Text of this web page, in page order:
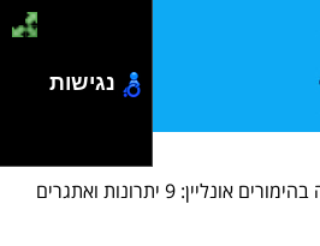
הדרך להצלחה בהימורים אונליין: 9 יתרונות ואתגרים
נגישות